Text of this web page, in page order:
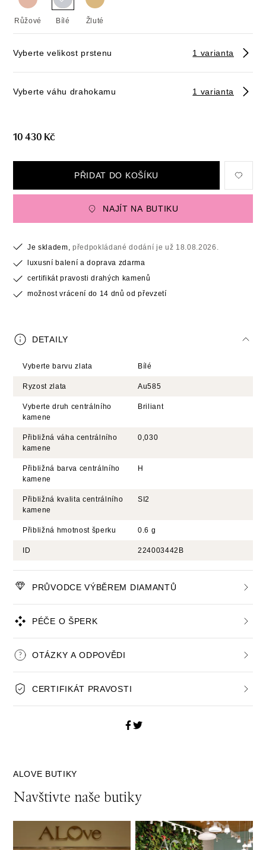
Růžové Bílé Žluté
Vyberte velikost prstenu 1 varianta
Vyberte váhu drahokamu 1 varianta
10 430 Kč
PŘIDAT DO KOŠÍKU
NAJÍT NA BUTIKU
Je skladem, předpokládané dodání je už 18.08.2026.
luxusní balení a doprava zdarma
certifikát pravosti drahých kamenů
možnost vrácení do 14 dnů od převzetí
DETAILY
Vyberte barvu zlata Bílé
Ryzost zlata Au585
Vyberte druh centrálního
kamene
Briliant
Přibližná váha centrálního
kamene
0,030
Přibližná barva centrálního
kamene
H
Přibližná kvalita centrálního
kamene
SI2
Přibližná hmotnost šperku 0.6 g
ID 224003442B
PRŮVODCE VÝBĚREM DIAMANTŮ
PÉČE O ŠPERK
OTÁZKY A ODPOVĚDI
CERTIFIKÁT PRAVOSTI
ALOVE BUTIKY
Navštivte naše butiky